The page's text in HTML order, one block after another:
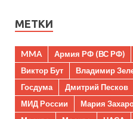
МЕТКИ
MMA Армия РФ (ВС РФ)
Виктор Бут
Владимир
Госдума
Дмитрий Песков
МИД России
Мария